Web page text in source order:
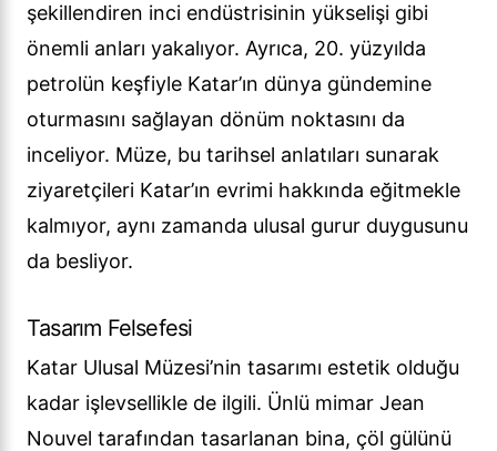
şekillendiren inci endüstrisinin yükselişi gibi
önemli anları yakalıyor. Ayrıca, 20. yüzyılda
petrolün keşfiyle Katar’ın dünya gündemine
oturmasını sağlayan dönüm noktasını da
inceliyor. Müze, bu tarihsel anlatıları sunarak
ziyaretçileri Katar’ın evrimi hakkında eğitmekle
kalmıyor, aynı zamanda ulusal gurur duygusunu
da besliyor.
Tasarım Felsefesi
Katar Ulusal Müzesi’nin tasarımı estetik olduğu
kadar işlevsellikle de ilgili. Ünlü mimar Jean
Nouvel tarafından tasarlanan bina, çöl gülünü